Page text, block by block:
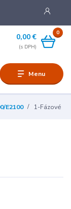
Menu
0
0,00 €
E2100 1-Fázové